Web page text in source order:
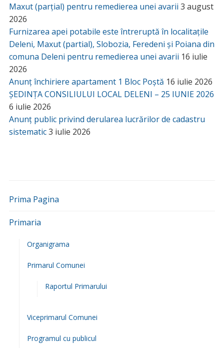
Maxut (parțial) pentru remedierea unei avarii 3 august
2026
Furnizarea apei potabile este întreruptă în localitațile
Deleni, Maxut (partial), Slobozia, Feredeni și Poiana din
comuna Deleni pentru remedierea unei avarii 16 iulie
2026
Anunț închiriere apartament 1 Bloc Poștă 16 iulie 2026
ȘEDINȚA CONSILIULUI LOCAL DELENI – 25 IUNIE 2026
6 iulie 2026
Anunț public privind derularea lucrărilor de cadastru
sistematic3 iulie 2026
Prima Pagina
Primaria
Organigrama
Primarul Comunei
Raportul Primarului
Viceprimarul Comunei
Programul cu publicul